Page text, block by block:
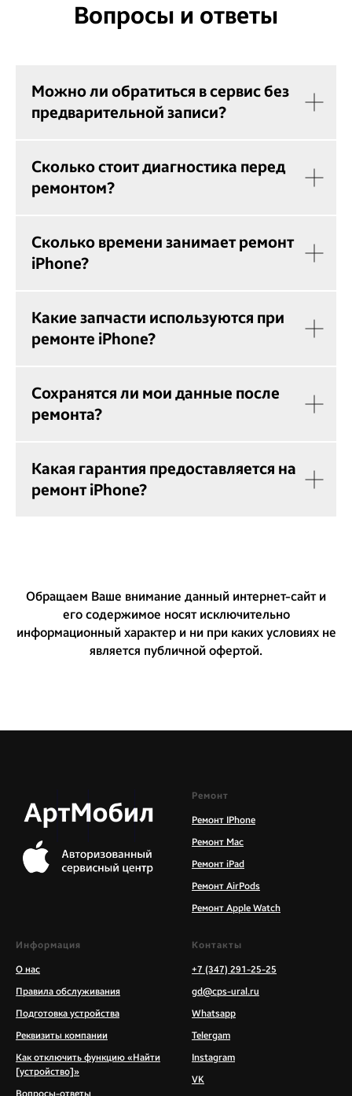
Вопросы и ответы
Можно ли обратиться в сервис без
предварительной записи?
Сколько стоит диагностика перед
ремонтом?
Сколько времени занимает ремонт
iPhone?
Какие запчасти используются при
ремонте iPhone?
Сохранятся ли мои данные после
ремонта?
Какая гарантия предоставляется на
ремонт iPhone?
Обращаем Ваше внимание данный интернет-сайт и
его содержимое носят исключительно
информационный характер и ни при каких условиях не
является публичной офертой.
Ремонт
Ремонт IPhone
Ремонт Mac
Ремонт iPad
Ремонт AirPods
Ремонт Apple Watch
Информация
О нас
Правила обслуживания
Подготовка устройства
Реквизиты компании
Как отключить функцию «Найти
[устройство]»
Вопросы-ответы
Контакты
+7 (347) 291-25-25
gd@cps-ural.ru
Whatsapp
Telergam
Instagram
VK